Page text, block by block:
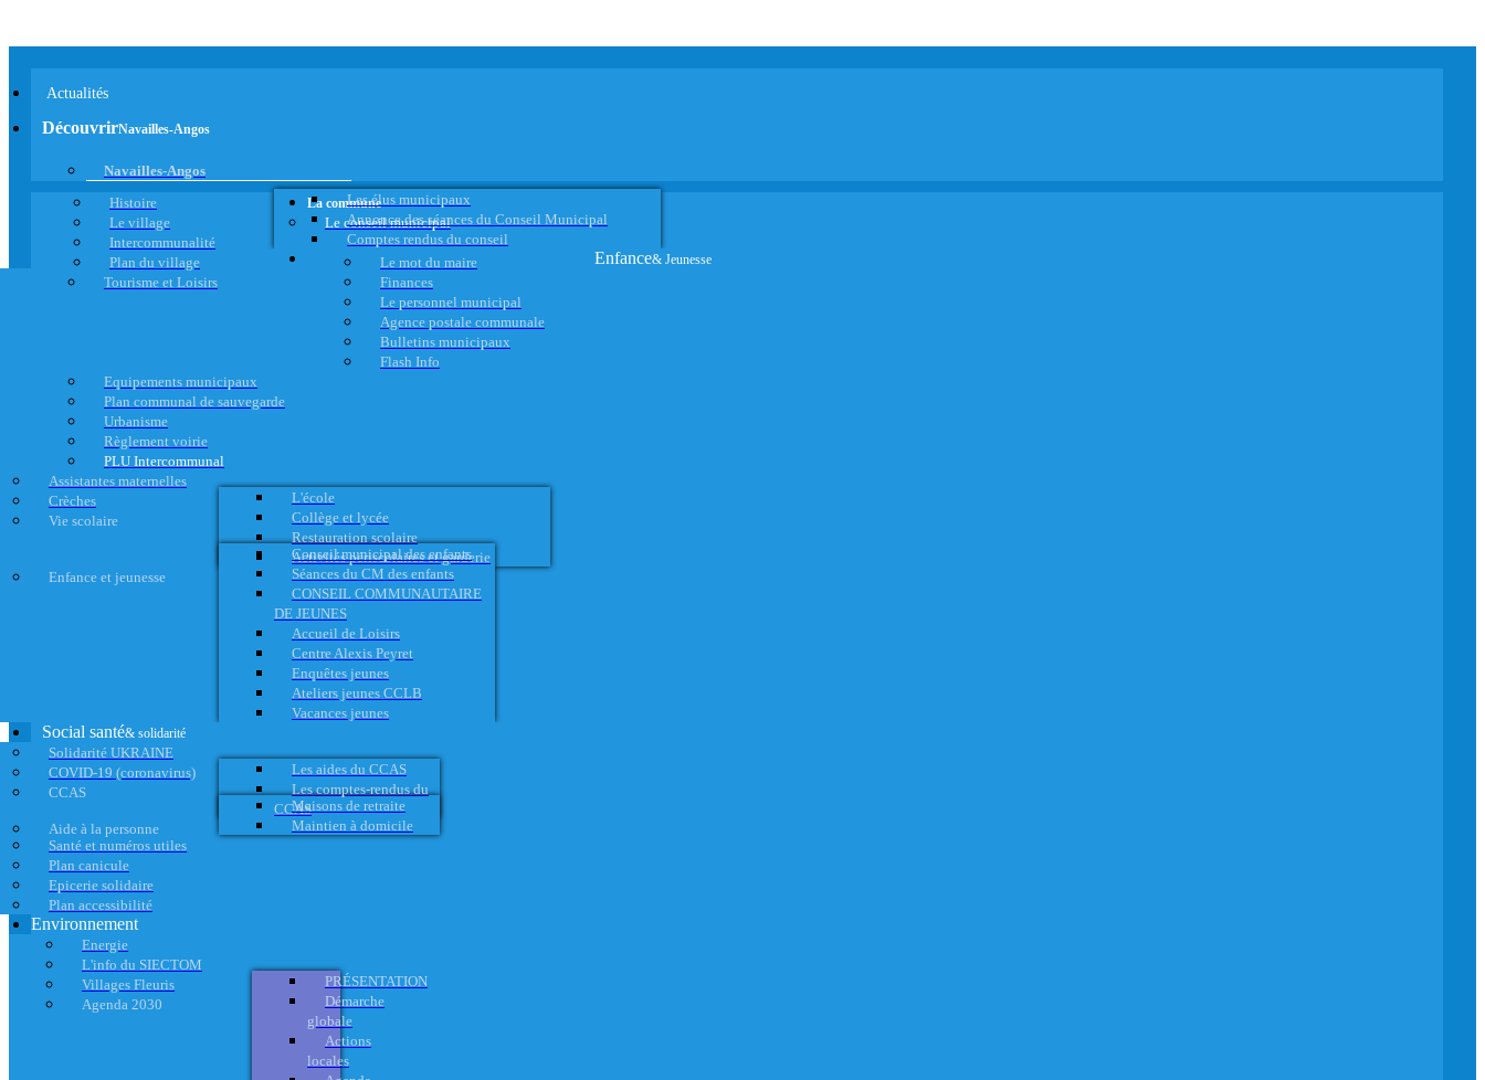
Actualités
DécouvrirNavailles-Angos
Navailles-Angos
Histoire
Le village
Intercommunalité
Plan du village
Tourisme et Loisirs
La commune
Le conseil municipal
Les élus municipaux
Annonce des séances du Conseil Municipal
Comptes rendus du conseil
Le mot du maire
Finances
Le personnel municipal
Agence postale communale
Bulletins municipaux
Flash Info
Equipements municipaux
Plan communal de sauvegarde
Urbanisme
Règlement voirie
PLU Intercommunal
Enfance& Jeunesse
Assistantes maternelles
Crèches
Vie scolaire
L'école
Collège et lycée
Restauration scolaire
Activités périscolaires et garderie
Enfance et jeunesse
Conseil municipal des enfants
Séances du CM des enfants
CONSEIL COMMUNAUTAIRE
DE JEUNES
Accueil de Loisirs
Centre Alexis Peyret
Enquêtes jeunes
Ateliers jeunes CCLB
Vacances jeunes
Social santé& solidarité
Solidarité UKRAINE
COVID-19 (coronavirus)
CCAS
Les aides du CCAS
Les comptes-rendus du
CCAS
Aide à la personne
Maisons de retraite
Maintien à domicile
Santé et numéros utiles
Plan canicule
Epicerie solidaire
Plan accessibilité
Environnement
Energie
L'info du SIECTOM
Villages Fleuris
Agenda 2030
PRÉSENTATION
Démarche
globale
Actions
locales